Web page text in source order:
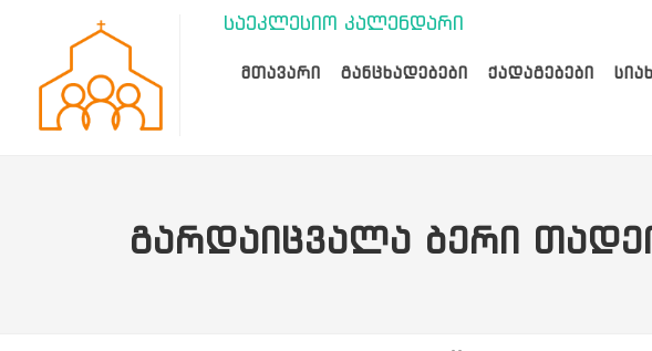
საეკლესიო კალენდარი
ᲛᲗᲐᲕᲐᲠᲘ ᲒᲐᲜᲪᲮᲐᲓᲔᲑᲔᲑᲘ ᲥᲐᲓᲐᲒᲔᲑᲔᲑᲘ
ᲒᲐᲠᲓᲐᲘᲪᲕᲐᲚᲐ ᲑᲔᲠᲘ